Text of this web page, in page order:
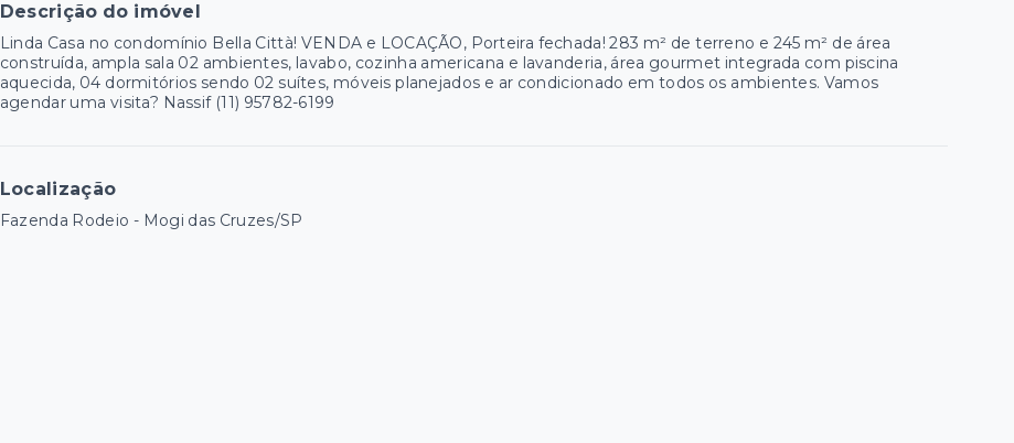
Descrição do imóvel
Linda Casa no condomínio Bella Città! VENDA e LOCAÇÃO, Porteira fechada! 283 m² de terreno e 245 m² de área
construída, ampla sala 02 ambientes, lavabo, cozinha americana e lavanderia, área gourmet integrada com piscina
aquecida, 04 dormitórios sendo 02 suítes, móveis planejados e ar condicionado em todos os ambientes. Vamos
agendar uma visita? Nassif (11) 95782-6199
Localização
Fazenda Rodeio - Mogi das Cruzes/SP